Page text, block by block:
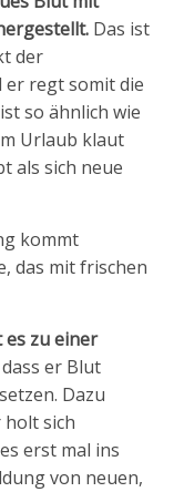
Das ist
der
er regt somit die
so ähnlich wie
Urlaub klaut
als sich neue
kommt
das mit frischen
zu einer
er Blut
Dazu
holt sich
erst mal ins
von neuen,